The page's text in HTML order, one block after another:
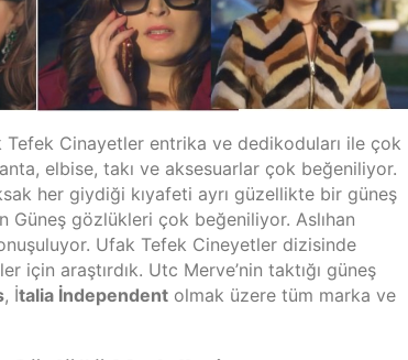
Tefek Cinayetler entrika ve dedikoduları ile çok
elbise, takı ve aksesuarlar çok beğeniliyor.
her giydiği kıyafeti ayrı güzellikte bir güneş
gözlükleri çok beğeniliyor. Aslıhan
Ufak Tefek Cineyetler dizisinde
için araştırdık. Utc Merve’nin taktığı güneş
, İtalia İndependent olmak üzere tüm marka ve